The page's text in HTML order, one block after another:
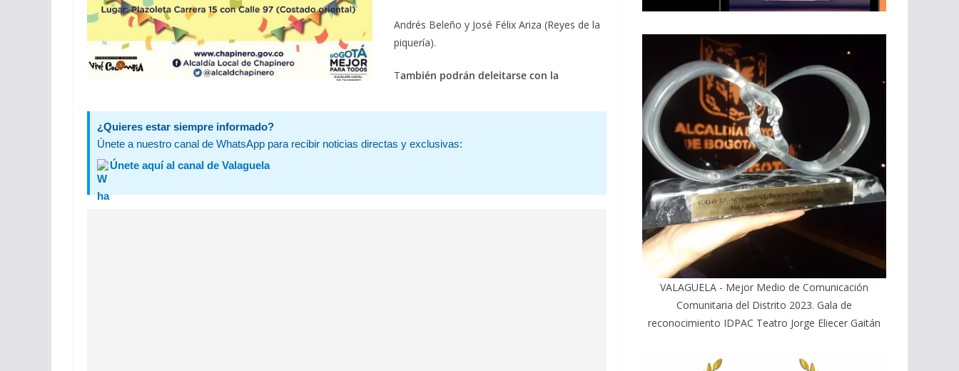
¿Quieres estar siempre informado?
Únete a nuestro canal de WhatsApp para recibir noticias directas y exclusivas:
Únete aquí al canal de Valaguela
Andrés Beleño y José Félix Ariza (Reyes de la
piquería).
También podrán deleitarse con la
VALAGUELA - Mejor Medio de Comunicación
Comunitaria del Distrito 2023. Gala de
reconocimiento IDPAC Teatro Jorge Eliecer Gaitán